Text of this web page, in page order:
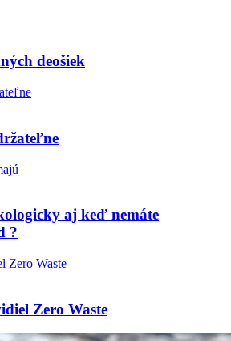
deošiek
aj keď nemáte
?
Zero Waste